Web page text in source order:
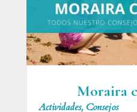
Moraira
Actividades,Consejos